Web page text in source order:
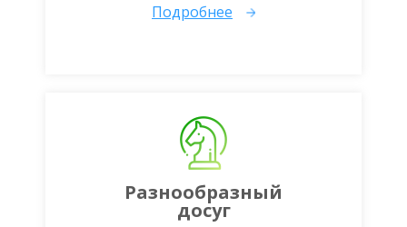
Подробнее
Разнообразный
досуг